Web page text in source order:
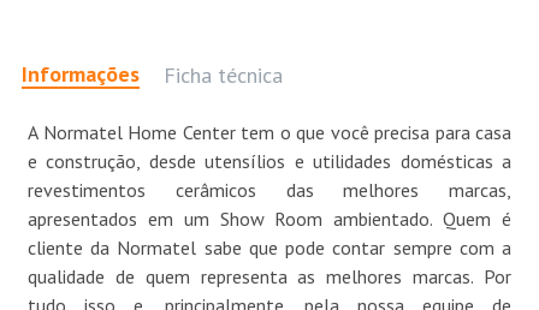
Informações Ficha técnica
A Normatel Home Center tem o que você precisa para casa
e construção, desde utensílios e utilidades domésticas a
revestimentos cerâmicos das melhores marcas,
apresentados em um Show Room ambientado. Quem é
cliente da Normatel sabe que pode contar sempre com a
qualidade de quem representa as melhores marcas. Por